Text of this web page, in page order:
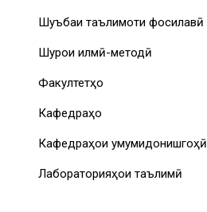
Шуъбаи таълимоти фосилавӣ
Шурои илмӣ-методӣ
Факултетҳо
Кафедраҳо
Кафедраҳои умумидонишгоҳӣ
Лабораторияҳои таълимӣ